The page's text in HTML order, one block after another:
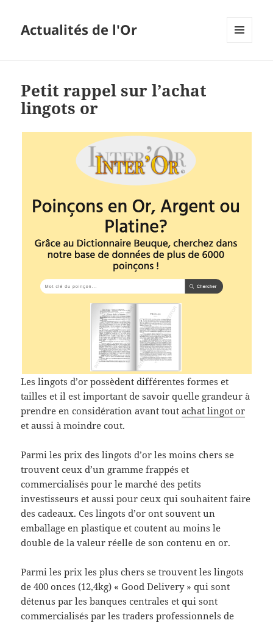
Actualités de l'Or
Petit rappel sur l’achat
lingots or
Les lingots d’or possèdent différentes formes et
tailles et il est important de savoir quelle grandeur à
prendre en considération avant toutachat lingot or
et aussi à moindre cout.
Parmi les prix des lingots d’or les moins chers se
trouvent ceux d’un gramme frappés et
commercialisés pour le marché des petits
investisseurs et aussi pour ceux qui souhaitent faire
des cadeaux. Ces lingots d’or ont souvent un
emballage en plastique et coutent au moins le
double de la valeur réelle de son contenu en or.
Parmi les prix les plus chers se trouvent les lingots
de 400 onces (12,4kg) « Good Delivery » qui sont
détenus par les banques centrales et qui sont
commercialisés par les traders professionnels de